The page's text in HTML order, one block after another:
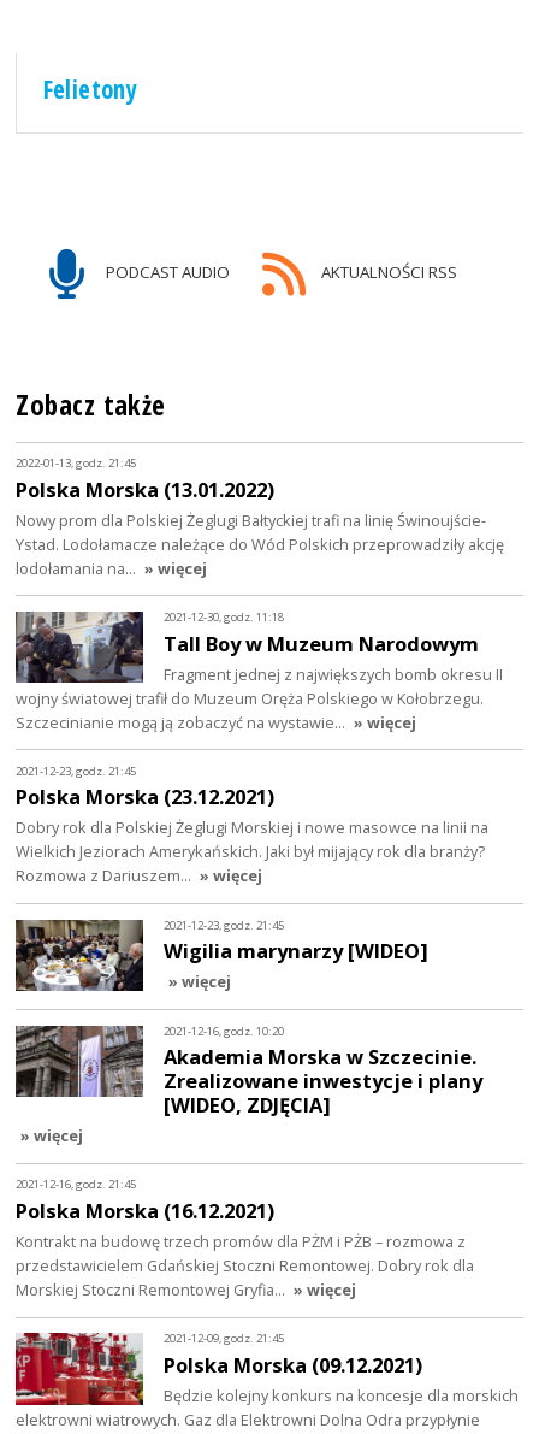
Felietony
PODCAST AUDIO AKTUALNOŚCI RSS
Zobacz także
2022-01-13, godz. 21:45
Polska Morska (13.01.2022)
Nowy prom dla Polskiej Żeglugi Bałtyckiej trafi na linię Świnoujście-
Ystad. Lodołamacze należące do Wód Polskich przeprowadziły akcję
lodołamania na… » więcej
2021-12-30, godz. 11:18
Tall Boy w Muzeum Narodowym
Fragment jednej z największych bomb okresu II
wojny światowej trafił do Muzeum Oręża Polskiego w Kołobrzegu.
Szczecinianie mogą ją zobaczyć na wystawie… » więcej
2021-12-23, godz. 21:45
Polska Morska (23.12.2021)
Dobry rok dla Polskiej Żeglugi Morskiej i nowe masowce na linii na
Wielkich Jeziorach Amerykańskich. Jaki był mijający rok dla branży?
Rozmowa z Dariuszem… » więcej
2021-12-23, godz. 21:45
Wigilia marynarzy [WIDEO]
» więcej
2021-12-16, godz. 10:20
Akademia Morska w Szczecinie.
Zrealizowane inwestycje i plany
[WIDEO, ZDJĘCIA]
» więcej
2021-12-16, godz. 21:45
Polska Morska (16.12.2021)
Kontrakt na budowę trzech promów dla PŻM i PŻB – rozmowa z
przedstawicielem Gdańskiej Stoczni Remontowej. Dobry rok dla
Morskiej Stoczni Remontowej Gryfia… » więcej
2021-12-09, godz. 21:45
Polska Morska (09.12.2021)
Będzie kolejny konkurs na koncesje dla morskich
elektrowni wiatrowych. Gaz dla Elektrowni Dolna Odra przypłynie